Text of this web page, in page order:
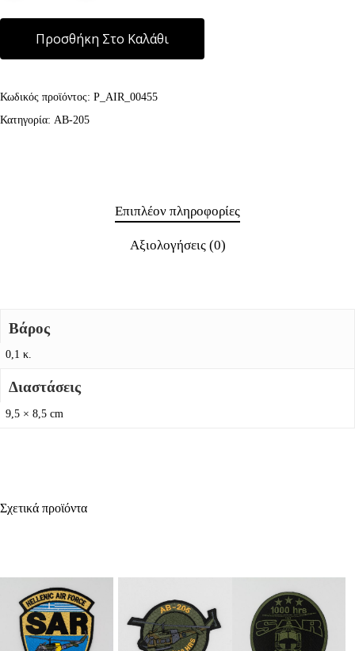
Προσθήκη Στο Καλάθι
Κωδικός προϊόντος: P_AIR_00455
Κατηγορία: AB-205
Επιπλέον πληροφορίες
Αξιολογήσεις (0)
Βάρος
0,1 κ.
Διαστάσεις
9,5 × 8,5 cm
Σχετικά προϊόντα